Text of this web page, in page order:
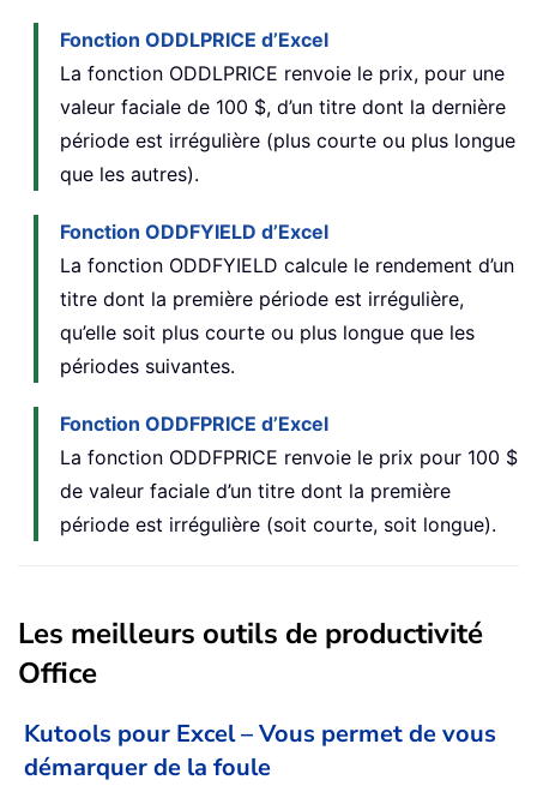
Fonction ODDLPRICE d’Excel
La fonction ODDLPRICE renvoie le prix, pour une
valeur faciale de 100 $, d’un titre dont la dernière
période est irrégulière (plus courte ou plus longue
que les autres).
Fonction ODDFYIELD d’Excel
La fonction ODDFYIELD calcule le rendement d’un
titre dont la première période est irrégulière,
qu’elle soit plus courte ou plus longue que les
périodes suivantes.
Fonction ODDFPRICE d’Excel
La fonction ODDFPRICE renvoie le prix pour 100 $
de valeur faciale d’un titre dont la première
période est irrégulière (soit courte, soit longue).
Les meilleurs outils de productivité
Office
Kutools pour Excel – Vous permet de vous
démarquer de la foule